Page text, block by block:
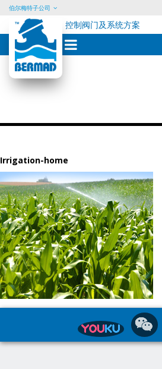
Skip
to
content
伯尔梅特子公司
控制阀门及系统方案
Irrigation-home